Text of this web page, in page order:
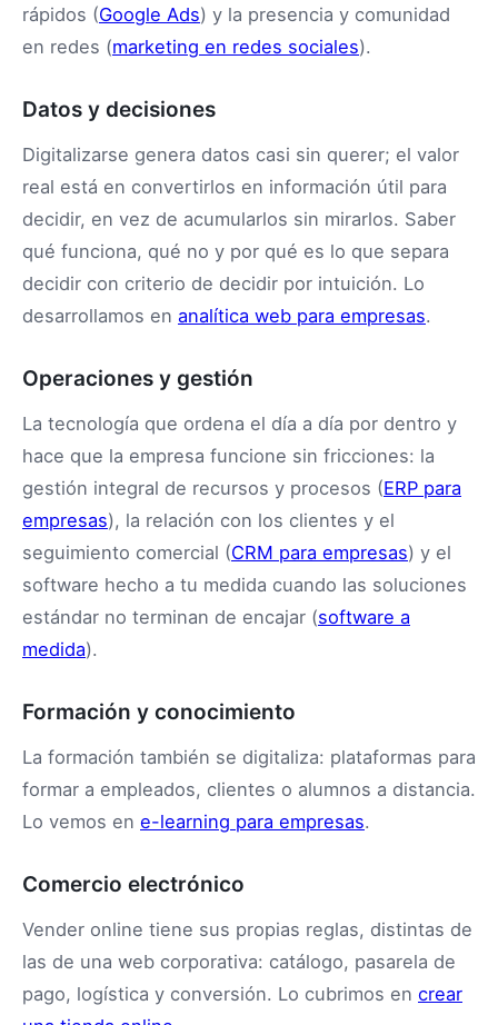
rápidos (Google Ads) y la presencia y comunidad
en redes (marketing en redes sociales).
Datos y decisiones
Digitalizarse genera datos casi sin querer; el valor
real está en convertirlos en información útil para
decidir, en vez de acumularlos sin mirarlos. Saber
qué funciona, qué no y por qué es lo que separa
decidir con criterio de decidir por intuición. Lo
desarrollamos en analítica web para empresas.
Operaciones y gestión
La tecnología que ordena el día a día por dentro y
hace que la empresa funcione sin fricciones: la
gestión integral de recursos y procesos (ERP para
empresas), la relación con los clientes y el
seguimiento comercial (CRM para empresas) y el
software hecho a tu medida cuando las soluciones
estándar no terminan de encajar (software a
medida).
Formación y conocimiento
La formación también se digitaliza: plataformas para
formar a empleados, clientes o alumnos a distancia.
Lo vemos en e-learning para empresas.
Comercio electrónico
Vender online tiene sus propias reglas, distintas de
las de una web corporativa: catálogo, pasarela de
pago, logística y conversión. Lo cubrimos en crear